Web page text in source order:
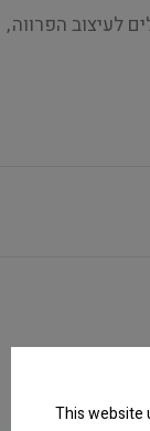
לעיצוב הפרווה,
This website